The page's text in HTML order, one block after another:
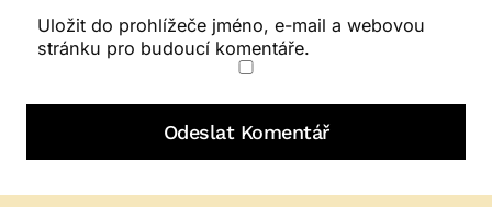
Uložit do prohlížeče jméno, e-mail a webovou
stránku pro budoucí komentáře.